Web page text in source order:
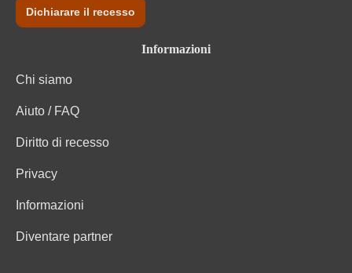
Dichiarare il recesso
Informazioni
Chi siamo
Aiuto / FAQ
Diritto di recesso
Privacy
Informazioni
Diventare partner